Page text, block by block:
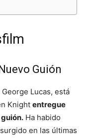
Guión
Lucas, está
Knight entregue
Ha habido
en las últimas